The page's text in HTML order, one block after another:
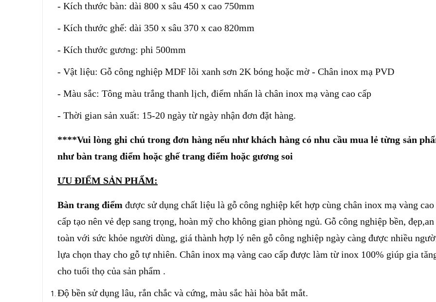
- Kích thước bàn: dài 800 x sâu 450 x cao 750mm
- Kích thước ghế: dài 350 x sâu 370 x cao 820mm
- Kích thước gương: phi 500mm
- Vật liệu: Gỗ công nghiệp MDF lõi xanh sơn 2K bóng hoặc mờ - Chân inox mạ PVD
- Màu sắc: Tông màu trắng thanh lịch, điểm nhấn là chân inox mạ vàng cao cấp
- Thời gian sản xuất: 15-20 ngày từ ngày nhận đơn đặt hàng.
****Vui lòng ghi chú trong đơn hàng nếu như khách hàng có nhu cầu mua lẻ từng sản
như bàn trang điểm hoặc ghế trang điểm hoặc gương soi
ƯU ĐIỂM SẢN PHẨM:
Bàn trang điểm được sử dụng chất liệu là gỗ công nghiệp kết hợp cùng chân inox mạ vàng cao
cấp tạo nên vẻ đẹp sang trọng, hoàn mỹ cho không gian phòng ngủ. Gỗ công nghiệp bền, đẹp,an
toàn với sức khỏe người dùng, giá thành hợp lý nên gỗ công nghiệp ngày càng được nhiều
lựa chọn thay cho gỗ tự nhiên. Chân inox mạ vàng cao cấp được làm từ inox 100% giúp gia
cho tuổi thọ của sản phẩm .
Độ bền sử dụng lâu, rắn chắc và cứng, màu sắc hài hòa bắt mắt.